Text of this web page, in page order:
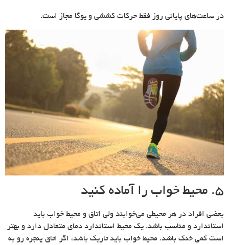
در ساعت‌های پایانی روز فقط حرکات کششی و یوگا مجاز است.
۵. محیط خواب را آماده کنید
بعضی افراد در هر محیطی می‌خوابند ولی اتاق و محیط خواب باید
استاندارد و مناسب باشد. یک محیط استاندارد دمای متعادل دارد و بهتر
است کمی خنک باشد. محیط خواب باید تاریک باشد، اگر اتاق پنجره رو به